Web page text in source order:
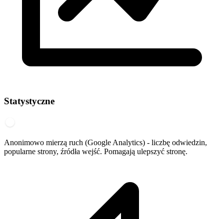
Statystyczne
Anonimowo mierzą ruch (Google Analytics) - liczbę odwiedzin,
popularne strony, źródła wejść. Pomagają ulepszyć stronę.